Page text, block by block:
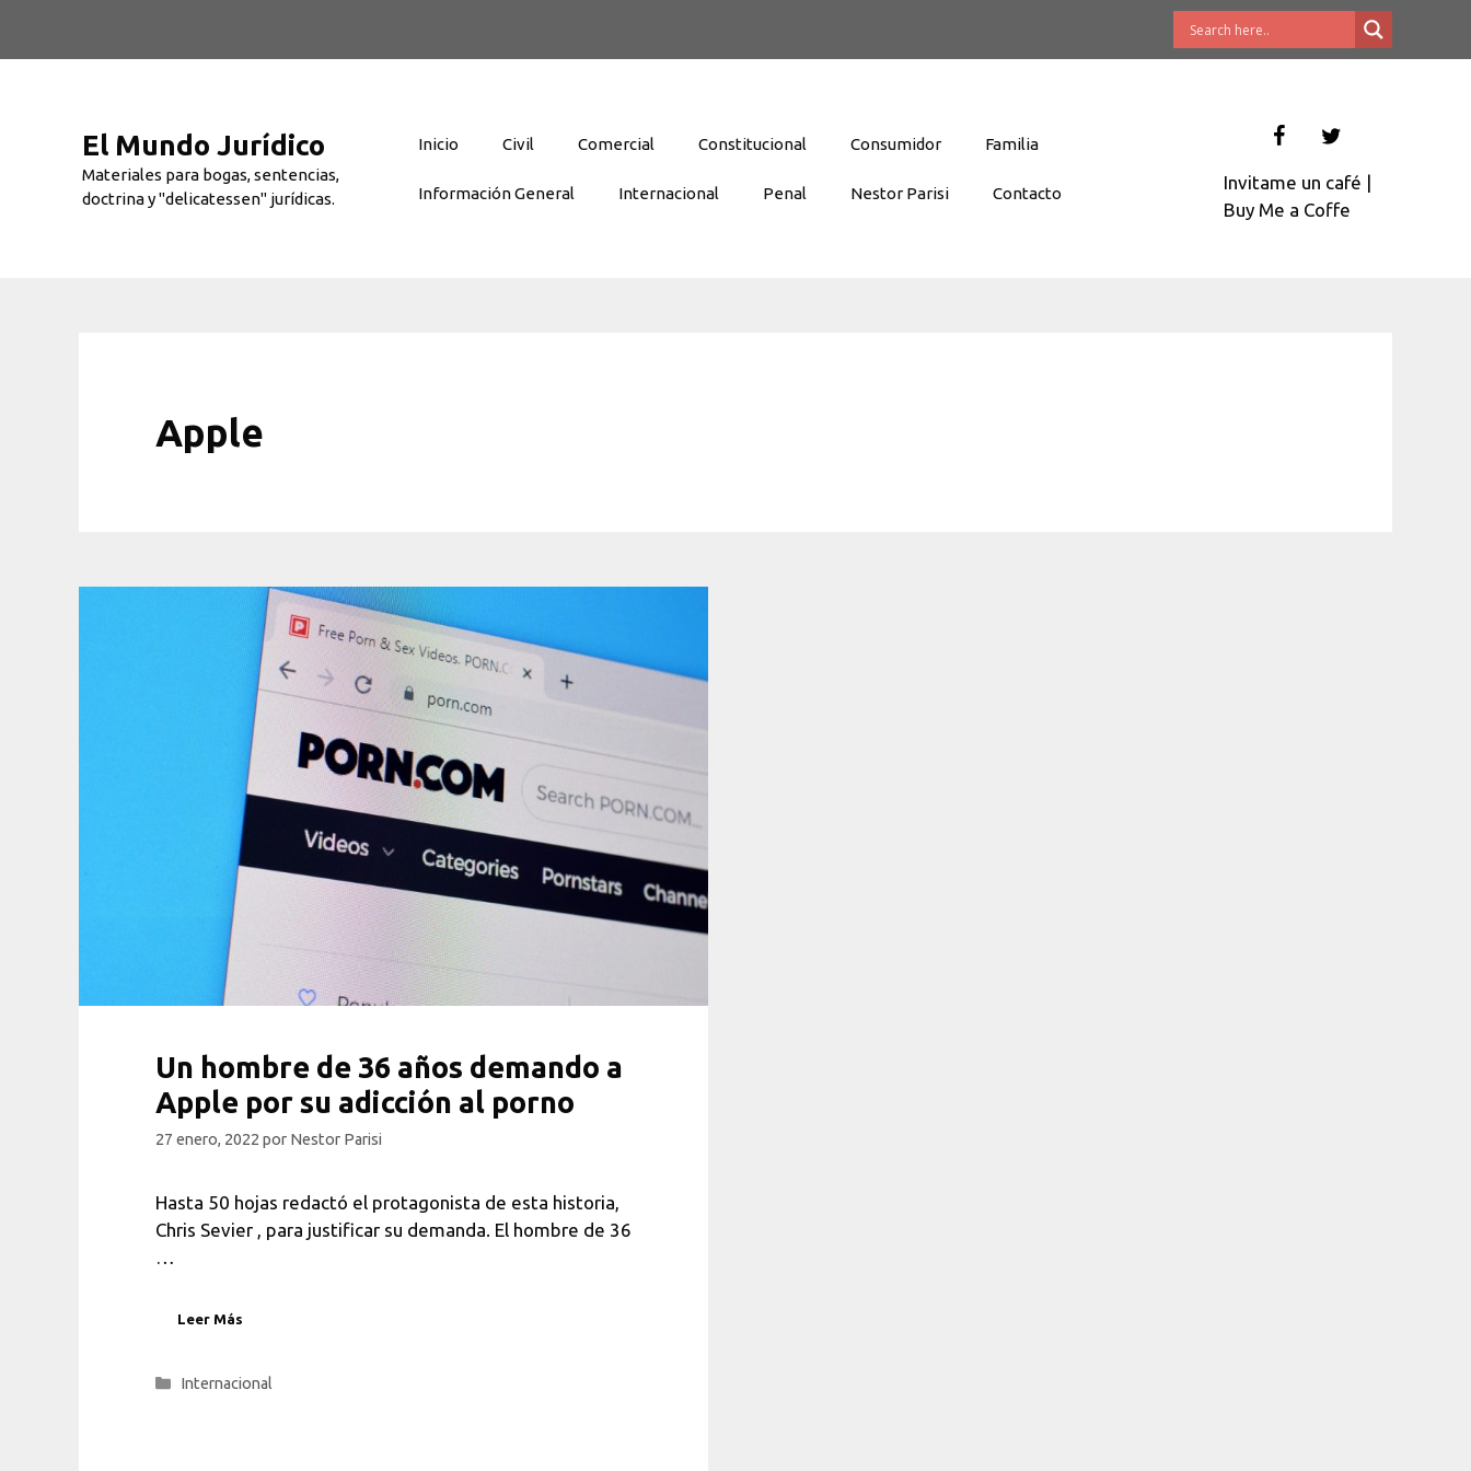
El Mundo Jurídico
Materiales para bogas, sentencias,
doctrina y "delicatessen" jurídicas.
Inicio Civil Comercial Constitucional Consumidor Familia
Información General Internacional Penal Nestor Parisi Contacto
Invitame un café |
Buy Me a Coffe
Apple
Un hombre de 36 años demando a
Apple por su adicción al porno
27 enero, 2022 por Nestor Parisi
Hasta 50 hojas redactó el protagonista de esta historia,
Chris Sevier , para justificar su demanda. El hombre de 36
Leer Más
Categorías
Internacional